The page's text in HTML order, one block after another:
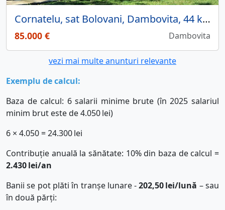
Cornatelu, sat Bolovani, Dambovita, 44 km de Bucuresti, vila noua, comis. 0
85.000 € Dambovita
vezi mai multe anunturi relevante
Exemplu de calcul:
Baza de calcul: 6 salarii minime brute (în 2025 salariul
minim brut este de 4.050lei)
6 × 4.050 = 24.300lei
Contribuție anuală la sănătate: 10% din baza de calcul =
2.430lei/an
Banii se pot plăti în tranșe lunare -202,50lei/lună – sau
în două părți: